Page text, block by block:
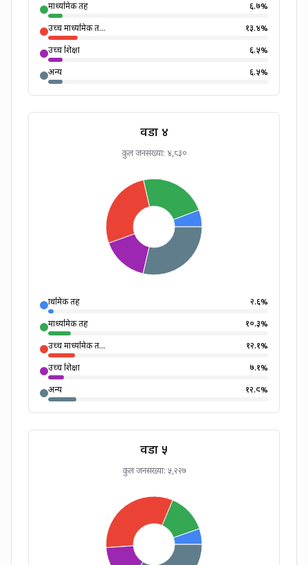
माध्यमिक तह ६.७%
उच्च माध्यमिक त...
१३.४%
उच्च शिक्षा
६.५%
अन्य
६.५%
वडा ४
कुल जनसंख्या: ४,८३०
प्राथमिक तह २.६%
माध्यमिक तह
१०.३%
उच्च माध्यमिक त...
१२.१%
उच्च शिक्षा
७.१%
अन्य
१२.९%
वडा ५
कुल जनसंख्या: ५,२२७